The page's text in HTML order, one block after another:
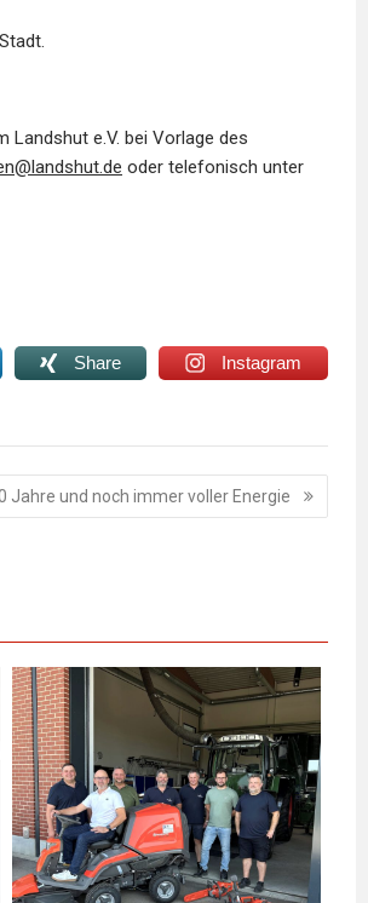
Landshut e.V. bei Vorlage des
oder telefonisch unter
Share Instagram
Jahre und noch immer voller Energie